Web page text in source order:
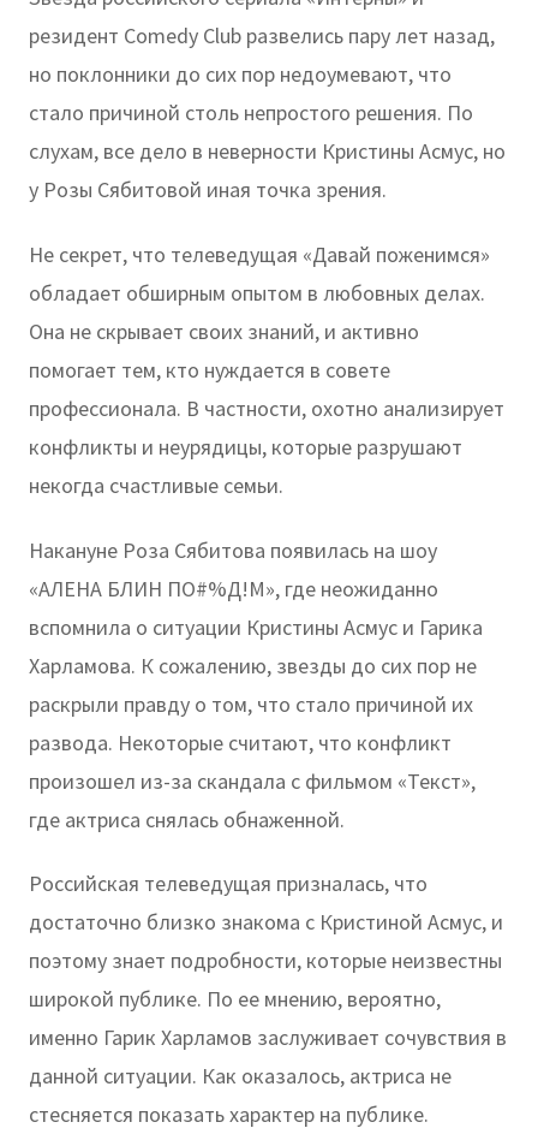
резидент Comedy Club развелись пару лет назад,
но поклонники до сих пор недоумевают, что
стало причиной столь непростого решения. По
слухам, все дело в неверности Кристины Асмус, но
у Розы Сябитовой иная точка зрения.
Не секрет, что телеведущая «Давай поженимся»
обладает обширным опытом в любовных делах.
Она не скрывает своих знаний, и активно
помогает тем, кто нуждается в совете
профессионала. В частности, охотно анализирует
конфликты и неурядицы, которые разрушают
некогда счастливые семьи.
Накануне Роза Сябитова появилась на шоу
«АЛЕНА БЛИН ПО#%Д!М», где неожиданно
вспомнила о ситуации Кристины Асмус и Гарика
Харламова. К сожалению, звезды до сих пор не
раскрыли правду о том, что стало причиной их
развода. Некоторые считают, что конфликт
произошел из-за скандала с фильмом «Текст»,
где актриса снялась обнаженной.
Российская телеведущая призналась, что
достаточно близко знакома с Кристиной Асмус, и
поэтому знает подробности, которые неизвестны
широкой публике. По ее мнению, вероятно,
именно Гарик Харламов заслуживает сочувствия в
данной ситуации. Как оказалось, актриса не
стесняется показать характер на публике.